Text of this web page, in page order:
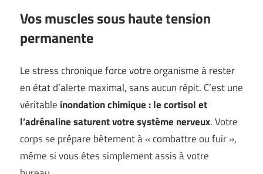
Vos muscles sous haute tension
permanente
Le stress chronique force votre organisme à rester
en état d’alerte maximal, sans aucun répit. C’est une
véritable inondation chimique : le cortisol et
l’adrénaline saturent votre système nerveux. Votre
corps se prépare bêtement à « combattre ou fuir »,
même si vous êtes simplement assis à votre